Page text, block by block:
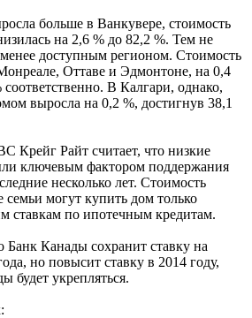
больше в Ванкувере, стоимость
на 2,6 % до 82,2 %. Тем не
доступным регионом. Стоимость
Оттаве и Эдмонтоне, на 0,4
В Калгари, однако,
выросла на 0,2 %, достигнув 38,1
Крейг Райт считает, что низкие
ключевым фактором поддержания
несколько лет. Стоимость
семьи могут купить дом только
ставкам по ипотечным кредитам.
Банк Канады сохранит ставку на
но повысит ставку в 2014 году,
будет укрепляться.